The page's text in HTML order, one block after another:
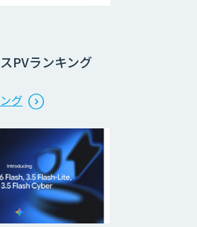
「Package20」
エッジデバイス 組
込AIモデル開発受
Datatang AIデー
タ処理プラットフ
ォームサービス
Datatang 高品質
PVランキング
グ